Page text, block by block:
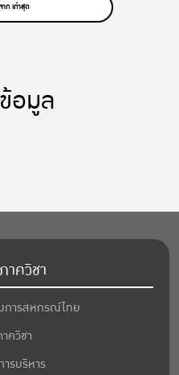
าก เก่าสุด
อมูล
าควิชา
การสหกรณ์ไทย
ควิชา
ารบริหาร